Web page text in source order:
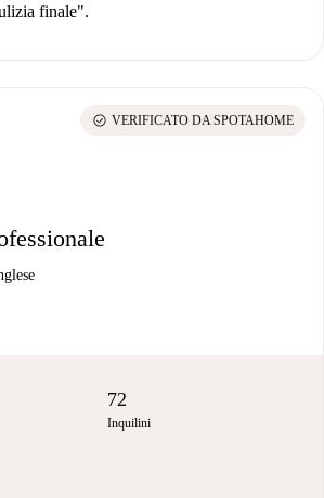
finale".
check_circle VERIFICATO DA SPOTAHOME
72
Inquilini